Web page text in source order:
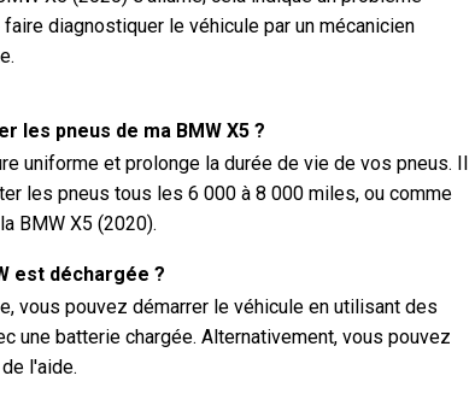
diagnostiquer le véhicule par un mécanicien
pneus de ma BMW X5 ?
uniforme et prolonge la durée de vie de vos pneus. Il
les pneus tous les 6 000 à 8 000 miles, ou comme
BMW X5 (2020).
est déchargée ?
vous pouvez démarrer le véhicule en utilisant des
une batterie chargée. Alternativement, vous pouvez
l'aide.